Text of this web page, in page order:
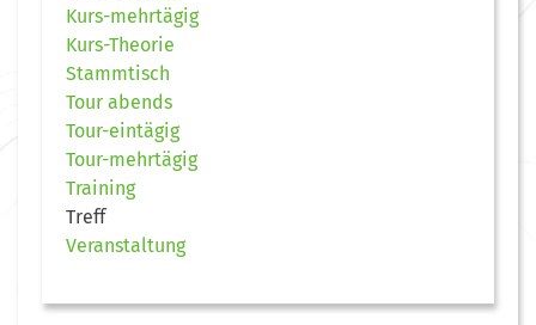
Kurs-mehrtägig
Kurs-Theorie
Stammtisch
Tour abends
Tour-eintägig
Tour-mehrtägig
Training
Treff
Veranstaltung